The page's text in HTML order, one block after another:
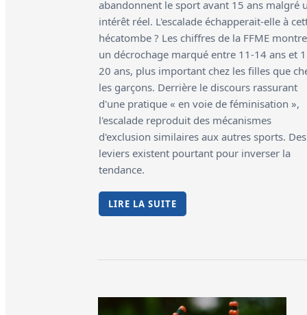
abandonnent le sport avant 15 ans malgré
intérêt réel. L'escalade échapperait-elle à
hécatombe ? Les chiffres de la FFME
un décrochage marqué entre 11-14 ans et
20 ans, plus important chez les filles que
les garçons. Derrière le discours rassurant
d'une pratique « en voie de féminisation »,
l'escalade reproduit des mécanismes
d'exclusion similaires aux autres sports. Des
leviers existent pourtant pour inverser la
tendance.
LIRE LA SUITE